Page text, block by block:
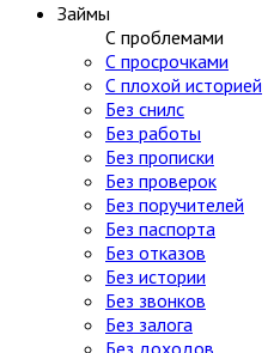
Займы
С проблемами
С просрочками
С плохой историей
Без снилс
Без работы
Без прописки
Без проверок
Без поручителей
Без паспорта
Без отказов
Без истории
Без звонков
Без залога
Без доходов